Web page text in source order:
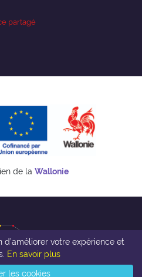
partagé
de la Wallonie
d’améliorer votre expérience et
En savoir plus
les cookies